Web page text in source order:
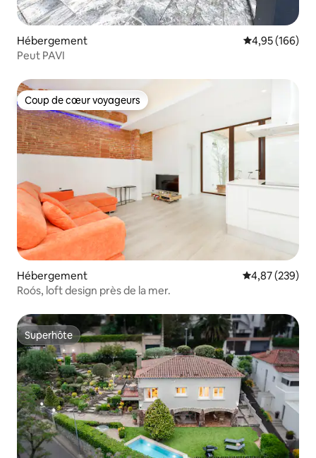
Hébergement Évaluation
4,95 (166)
Peut PAVI
Coup de cœur voyageurs
Coup de cœur voyageurs
Hébergement Évaluation
4,87 (239)
Roós, loft design près de la mer.
Superhôte
Superhôte